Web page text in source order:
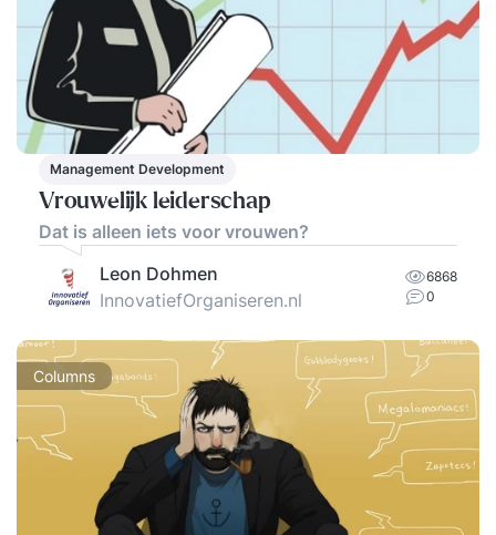
Management Development
Vrouwelijk leiderschap
Dat is alleen iets voor vrouwen?
Leon Dohmen
InnovatiefOrganiseren.nl
6868
0
Columns